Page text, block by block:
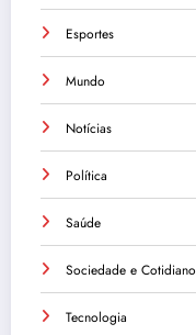
Esportes
Mundo
Notícias
Política
Saúde
Sociedade e Cotidiano
Tecnologia